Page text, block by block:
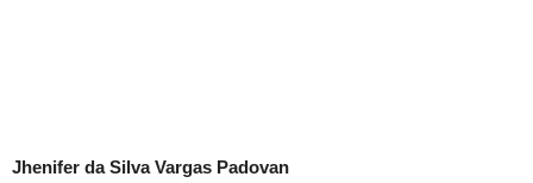
Jhenifer da Silva Vargas Padovan